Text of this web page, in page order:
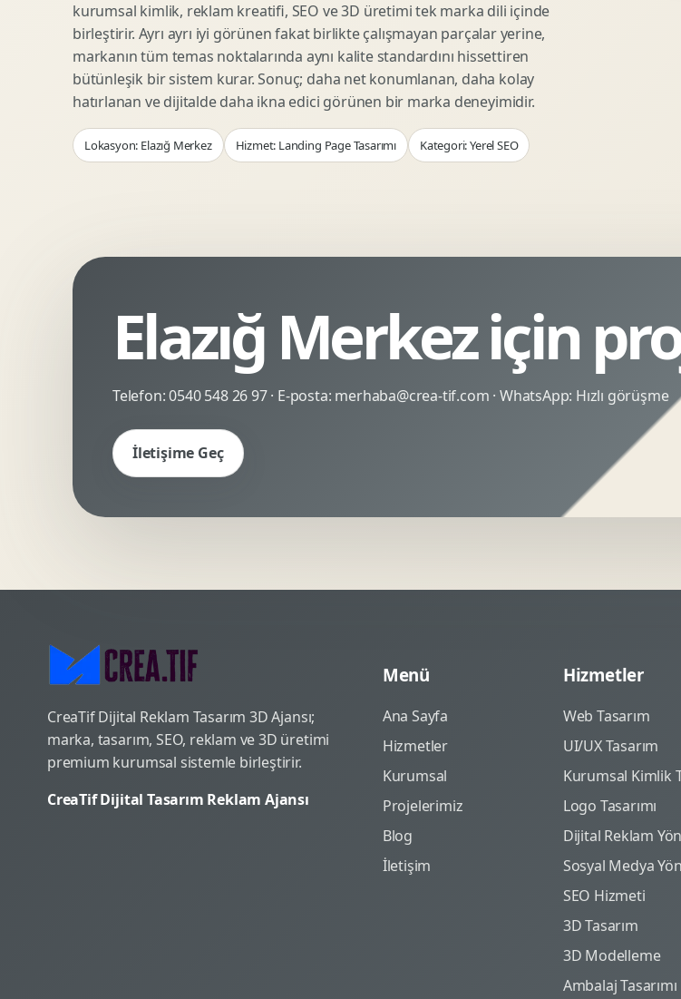
Logo Animasyonu
Mikro Animasyon Tasarimi
Reklam Motion Video
Arayuz Animasyonu
Sosyal Medya Motion
Webgl Deneyim Tasarimi
AI Gorsel Konsept
No Code Prototip
Veri Gorsellestirme
kurumsal kimlik, reklam kreatifi, SEO ve 3D üretimi tek marka dili içinde
birleştirir. Ayrı ayrı iyi görünen fakat birlikte çalışmayan parçalar yerine,
markanın tüm temas noktalarında aynı kalite standardını hissettiren
bütünleşik bir sistem kurar. Sonuç; daha net konumlanan, daha kolay
hatırlanan ve dijitalde daha ikna edici görünen bir marka deneyimidir.
Lokasyon: Elazığ Merkez Hizmet: Landing Page Tasarımı Kategori: Yerel SEO
Elazığ Merkez için
Telefon:0540 548 26 97· E-posta: merhaba@crea-tif.com · WhatsApp: Hızlı görüşme
İletişime Geç
CreaTif Dijital Reklam Tasarım 3D Ajansı;
marka, tasarım, SEO, reklam ve 3D üretimi
premium kurumsal sistemle birleştirir.
CreaTif Dijital Tasarım Reklam Ajansı
Menü
Ana Sayfa
Hizmetler
Kurumsal
Projelerimiz
Blog
İletişim
Hizmetler
Web Tasarım
UI/UX Tasarım
Kurumsal Kimlik
Logo Tasarımı
Dijital Reklam
Sosyal Medya
SEO Hizmeti
3D Tasarım
3D Modelleme
Ambalaj Tasarımı